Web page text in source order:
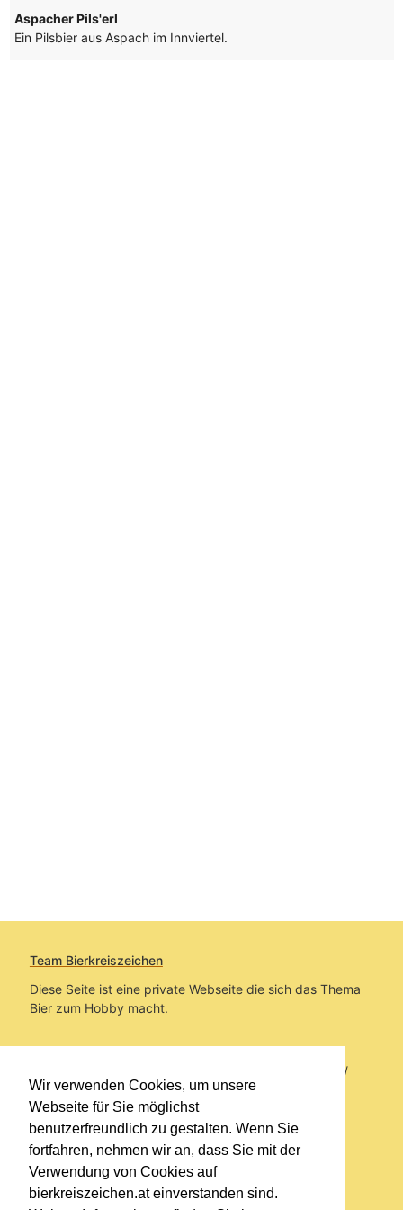
Wir verwenden Cookies, um unsere
Webseite für Sie möglichst
benutzerfreundlich zu gestalten. Wenn Sie
fortfahren, nehmen wir an, dass Sie mit der
Verwendung von Cookies auf
bierkreiszeichen.at einverstanden sind.
Aspacher Pils'erl
Ein Pilsbier aus Aspach im Innviertel.
Team Bierkreiszeichen
Diese Seite ist eine private Webseite die sich das Thema
Bier zum Hobby macht.
Sie befinden sich auf https://www.bierkreiszeichen.at/
im Pfad:Bierkreiszeichen/Gesammelte Biere
Erstellt: 2026-08-09
Links